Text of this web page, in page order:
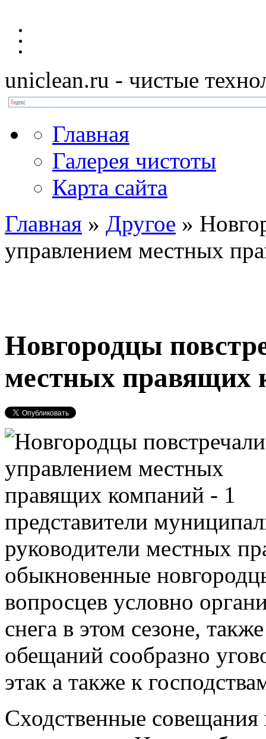
uniclean.ru - чистые
Главная
Галерея чистоты
Карта сайта
Главная » Другое »
управлением местных
Новгородцы
местных правящих
представители
руководители местных
обыкновенные
вопросцев условно
снега в этом сезоне,
обещаний сообразно
этак а также к
Сходственные